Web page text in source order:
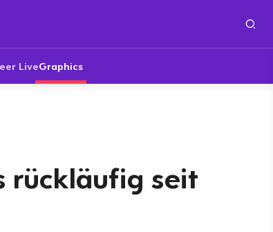
LiveGraphics
rückläufig seit